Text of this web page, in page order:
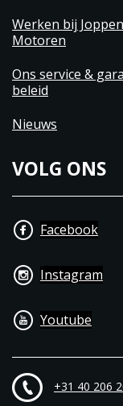
Werken bij Joppen
Motoren
Ons service &
beleid
Nieuws
VOLG ONS
Facebook
Instagram
Youtube
+31 40 206